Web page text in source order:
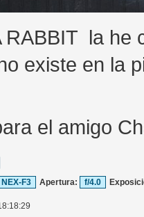
RABBIT la he
existe en la
el amigo
NEX-F3 Apertura: f/4.0